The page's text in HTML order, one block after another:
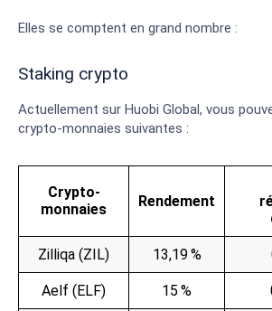
Elles se comptent en grand nombre :
Staking crypto
Actuellement sur Huobi Global, vous
crypto-monnaies suivantes :
Crypto-
monnaies
Rendement
Zilliqa (ZIL) 13,19 %
Aelf (ELF) 15 %